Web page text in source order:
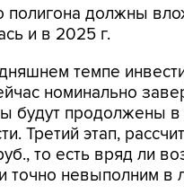
полигона должны
и в 2025 г.
темпе
номинально
будут продолжены
Третий этап,
то есть вряд ли
точно невыполним в